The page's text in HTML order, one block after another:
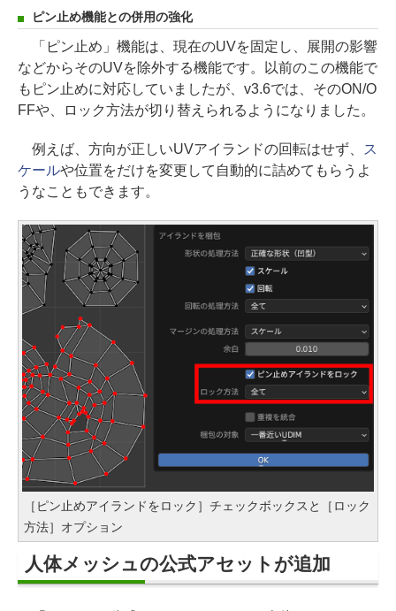
ピン止め機能との併用の強化
「ピン止め」機能は、現在のUVを固定し、展開の影響
などからそのUVを除外する機能です。以前のこの機能で
もピン止めに対応していましたが、v3.6では、そのON/O
FFや、ロック方法が切り替えられるようになりました。
例えば、方向が正しいUVアイランドの回転はせず、
ス
ケールや位置をだけを変更して自動的に詰めてもらうよ
うなこともできます。
［ピン止めアイランドをロック］チェックボックスと［ロック
方法］オプション
人体メッシュの公式アセットが追加